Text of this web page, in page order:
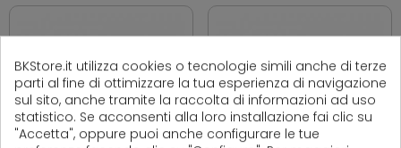
BKStore.it utilizza cookies o tecnologie simili anche di terze
parti al fine di ottimizzare la tua esperienza di navigazione
sul sito, anche tramite la raccolta di informazioni ad uso
statistico. Se acconsenti alla loro installazione fai clic su
"Accetta", oppure puoi anche configurare le tue